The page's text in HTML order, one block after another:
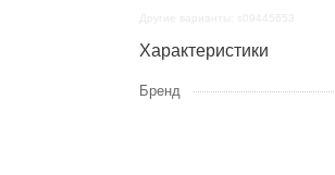
Характеристики
Бренд